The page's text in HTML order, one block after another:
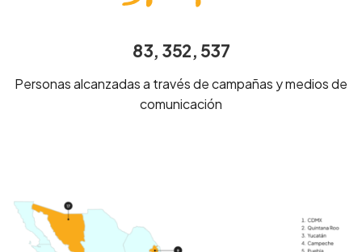
83, 352, 537
Personas alcanzadas a través de campañas y medios de
comunicación